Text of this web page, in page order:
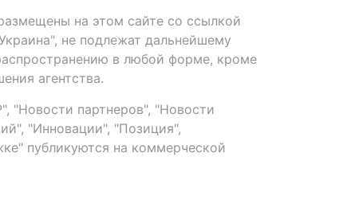
на этом сайте со ссылкой
не подлежат дальнейшему
в любой форме, кроме
агентства.
"Новости партнеров", "Новости
"Инновации", "Позиция",
публикуются на коммерческой